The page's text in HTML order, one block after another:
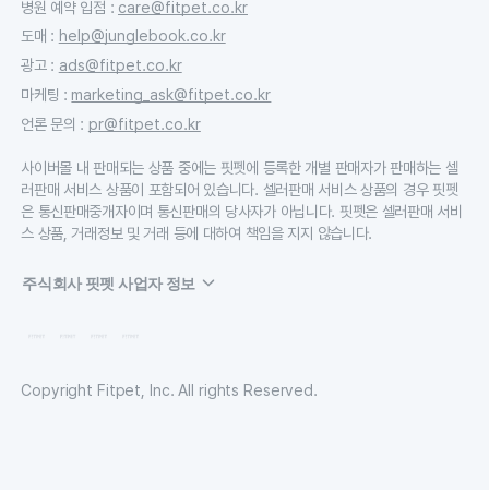
병원 예약 입점 : care@fitpet.co.kr
도매 : help@junglebook.co.kr
광고: ads@fitpet.co.kr
마케팅 : marketing_ask@fitpet.co.kr
언론 문의 : pr@fitpet.co.kr
사이버몰 내 판매되는 상품 중에는 핏펫에 등록한 개별 판매자가 판매하는 셀
러판매 서비스 상품이 포함되어 있습니다. 셀러판매 서비스 상품의 경우 핏펫
은 통신판매중개자이며 통신판매의 당사자가 아닙니다. 핏펫은 셀러판매 서비
스 상품, 거래정보 및 거래 등에 대하여 책임을 지지 않습니다.
주식회사 핏펫 사업자 정보
Copyright Fitpet, Inc. All rights Reserved.